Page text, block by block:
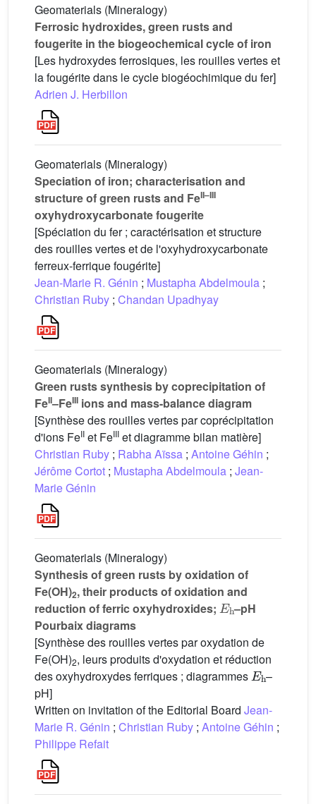
Geomaterials (Mineralogy)
Ferrosic hydroxides, green rusts and
fougerite in the biogeochemical cycle of iron
[Les hydroxydes ferrosiques, les rouilles vertes et
la fougérite dans le cycle biogéochimique du fer]
Adrien J. Herbillon
Geomaterials (Mineralogy)
Speciation of iron; characterisation and
structure of green rusts and FeII–III
oxyhydroxycarbonate fougerite
[Spéciation du fer ; caractérisation et structure
des rouilles vertes et de l'oxyhydroxycarbonate
ferreux-ferrique fougérite]
Jean-Marie R. Génin ; Mustapha Abdelmoula ;
Christian Ruby ; Chandan Upadhyay
Geomaterials (Mineralogy)
Green rusts synthesis by coprecipitation of
FeII–FeIII ions and mass-balance diagram
[Synthèse des rouilles vertes par coprécipitation
d'ions FeII et FeIII et diagramme bilan matière]
Christian Ruby ; Rabha Aïssa ; Antoine Géhin ;
Jérôme Cortot ; Mustapha Abdelmoula ; Jean-
Marie Génin
Geomaterials (Mineralogy)
Synthesis of green rusts by oxidation of
Fe(OH)2, their products of oxidation and
reduction of ferric oxyhydroxides;
Eh
–pH
Pourbaix diagrams
[Synthèse des rouilles vertes par oxydation de
Fe(OH)2, leurs produits d'oxydation et réduction
des oxyhydroxydes ferriques ; diagrammes
Eh
–
pH]
Written on invitation of the Editorial Board Jean-
Marie R. Génin ; Christian Ruby ; Antoine Géhin ;
Philippe Refait